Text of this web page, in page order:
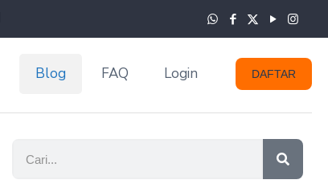
Blog FAQ Login DAFTAR